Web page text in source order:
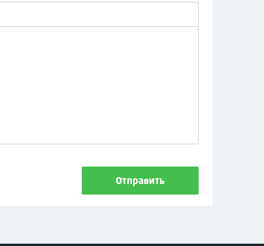
Отправить